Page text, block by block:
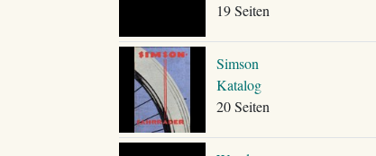
19 Seiten
Simson
Katalog
20 Seiten